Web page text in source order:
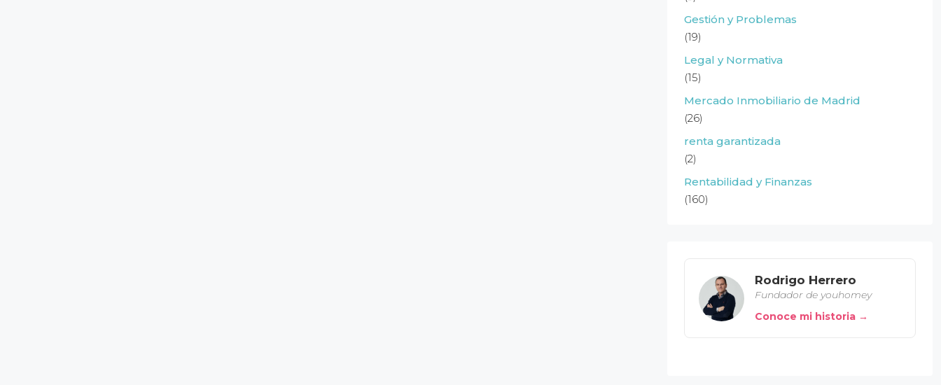
Gestión y Problemas
(19)
Legal y Normativa
(15)
Mercado Inmobiliario de Madrid
(26)
renta garantizada
(2)
Rentabilidad y Finanzas
(160)
Rodrigo Herrero
Fundador de youhomey
Conoce mi historia →